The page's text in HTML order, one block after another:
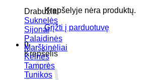
Krepšelyje nėra produktų.
Grįžti į parduotuvę
0
Krepšelis
Drabužiai
Suknelės
Sijonai
Palaidinės
Marškinėliai
Kelnės
Tamprės
Tunikos